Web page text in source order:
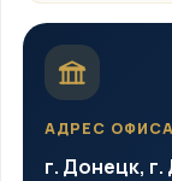
АДРЕС ОФИСА
г. Донецк,